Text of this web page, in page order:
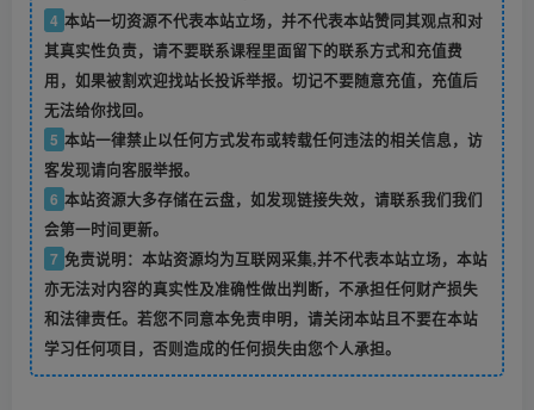
4 本站一切资源不代表本站立场，并不代表本站赞同其观点和对
其真实性负责，请不要联系课程里面留下的联系方式和充值费
用，如果被割欢迎找站长投诉举报。切记不要随意充值，充值后
无法给你找回。
5 本站一律禁止以任何方式发布或转载任何违法的相关信息，访
客发现请向客服举报。
6 本站资源大多存储在云盘，如发现链接失效，请联系我们我们
会第一时间更新。
7 免责说明：本站资源均为互联网采集,并不代表本站立场，本站
亦无法对内容的真实性及准确性做出判断，不承担任何财产损失
和法律责任。若您不同意本免责申明，请关闭本站且不要在本站
学习任何项目，否则造成的任何损失由您个人承担。